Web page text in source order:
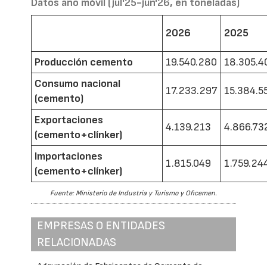
Datos año móvil (jul'25-jun'26, en toneladas)
2026 2025
Producción cemento 19.540.280
Consumo nacional
(cemento)
17.233.297
Exportaciones
(cemento+clínker)
4.139.213
Importaciones
(cemento+clínker)
1.815.049
Fuente: Ministerio de Industria y Turismo y Oficemen.
EMPRESAS O ENTIDADES
RELACIONADAS